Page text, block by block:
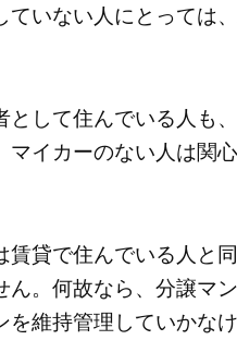
いない人にとっては
して住んでいる人も
イカーのない人は関
賃貸で住んでいる人と
。何故なら、分譲マ
を維持管理していかな